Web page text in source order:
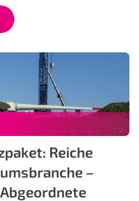
Reiche
–